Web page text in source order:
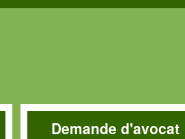
Demande d'avocat